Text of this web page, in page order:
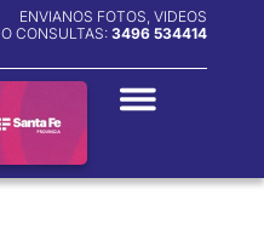
ENVIANOS FOTOS, VIDEOS
O CONSULTAS: 3496 534414